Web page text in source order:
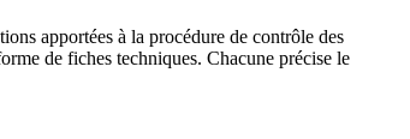
apportées à la procédure de contrôle des
de fiches techniques. Chacune précise le